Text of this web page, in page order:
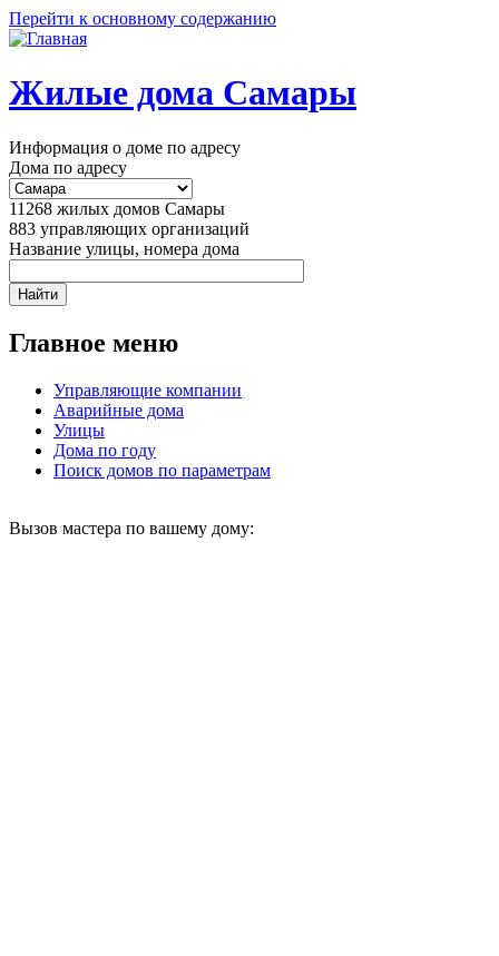
Перейти к основному содержанию
Жилые дома Самары
Информация о доме по адресу
Дома по адресу
11268 жилых домов Самары
883 управляющих организаций
Название улицы, номера дома
Главное меню
Управляющие компании
Аварийные дома
Улицы
Дома по году
Поиск домов по параметрам
Вызов мастера по вашему дому: